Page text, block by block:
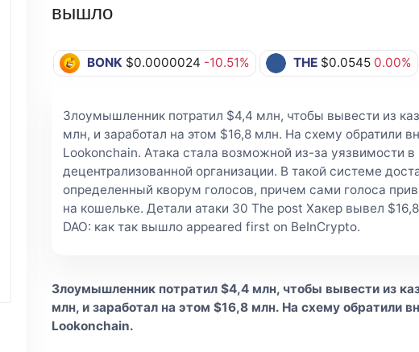
вышло
BONK $0.0000024 -10.51% THE $0.0545 0.00%
Злоумышленник потратил $4,4 млн, чтобы вывести из
млн, и заработал на этом $16,8 млн. На схему обратили
Lookonchain. Атака стала возможной из-за уязвимости
децентрализованной организации. В такой системе
определенный кворум голосов, причем сами голоса
на кошельке. Детали атаки 30 The post Хакер вывел
DAO: как так вышло appeared first on BeInCrypto.
Злоумышленник потратил $4,4 млн, чтобы вывести из
млн, и заработал на этом $16,8 млн. На схему обратили
Lookonchain.